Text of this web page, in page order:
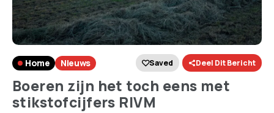
Home Nieuws Saved Deel Dit Bericht
Boeren zijn het toch eens met
stikstofcijfers RIVM